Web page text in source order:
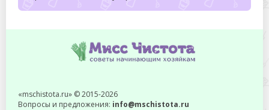
«mschistota.ru» © 2015-2026
Вопросы и предложения: info@mschistota.ru